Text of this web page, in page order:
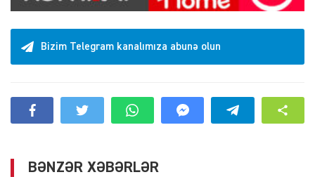
Bizim Telegram kanalımıza abunə olun
BƏNZƏR XƏBƏRLƏR